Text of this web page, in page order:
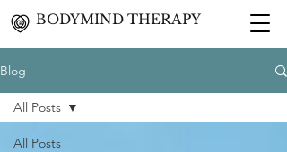
BODYMIND THERAPY
Blog
All Posts
All Posts